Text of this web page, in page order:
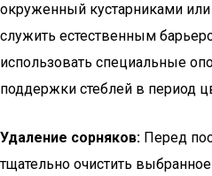
окруженный кустарниками
служить естественным
использовать специальные
поддержки стеблей в период
Удаление сорняков: Перед
тщательно очистить